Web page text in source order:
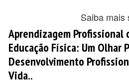
Saiba mais
Aprendizagem Profissional
Educação Física: Um Olhar
Desenvolvimento
Vida..